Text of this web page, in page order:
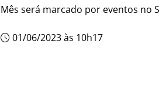
Mês será marcado por eventos no
01/06/2023 às 10h17